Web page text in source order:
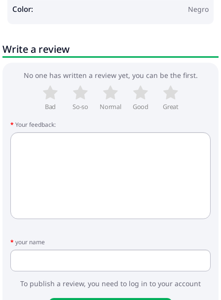
Color: Negro
Write a review
No one has written a review yet, you can be the first.
Bad So-so Normal Good Great
Your feedback:
your name
To publish a review, you need to log in to your account